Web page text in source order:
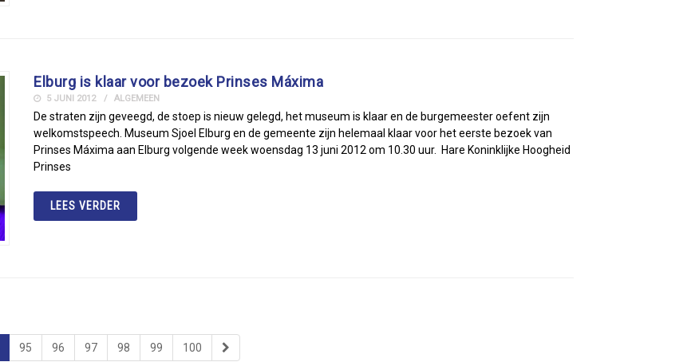
Elburg is klaar voor bezoek Prinses Máxima
5 JUNI 2012 ALGEMEEN
De straten zijn geveegd, de stoep is nieuw gelegd, het museum is klaar en de burgemeester oefent zijn
welkomstspeech. Museum Sjoel Elburg en de gemeente zijn helemaal klaar voor het eerste bezoek van
Prinses Máxima aan Elburg volgende week woensdag 13 juni 2012 om 10.30 uur. Hare Koninklijke Hoogheid
Prinses
LEES VERDER
95 96 97 98 99 100